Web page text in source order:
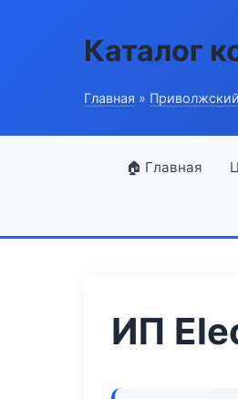
Каталог
Главная »
🏠 Главная
ИП